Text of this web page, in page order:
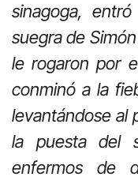
sinagoga,
suegra de
le rogaron por
conminó a la
levantándose al
la puesta del
enfermos de